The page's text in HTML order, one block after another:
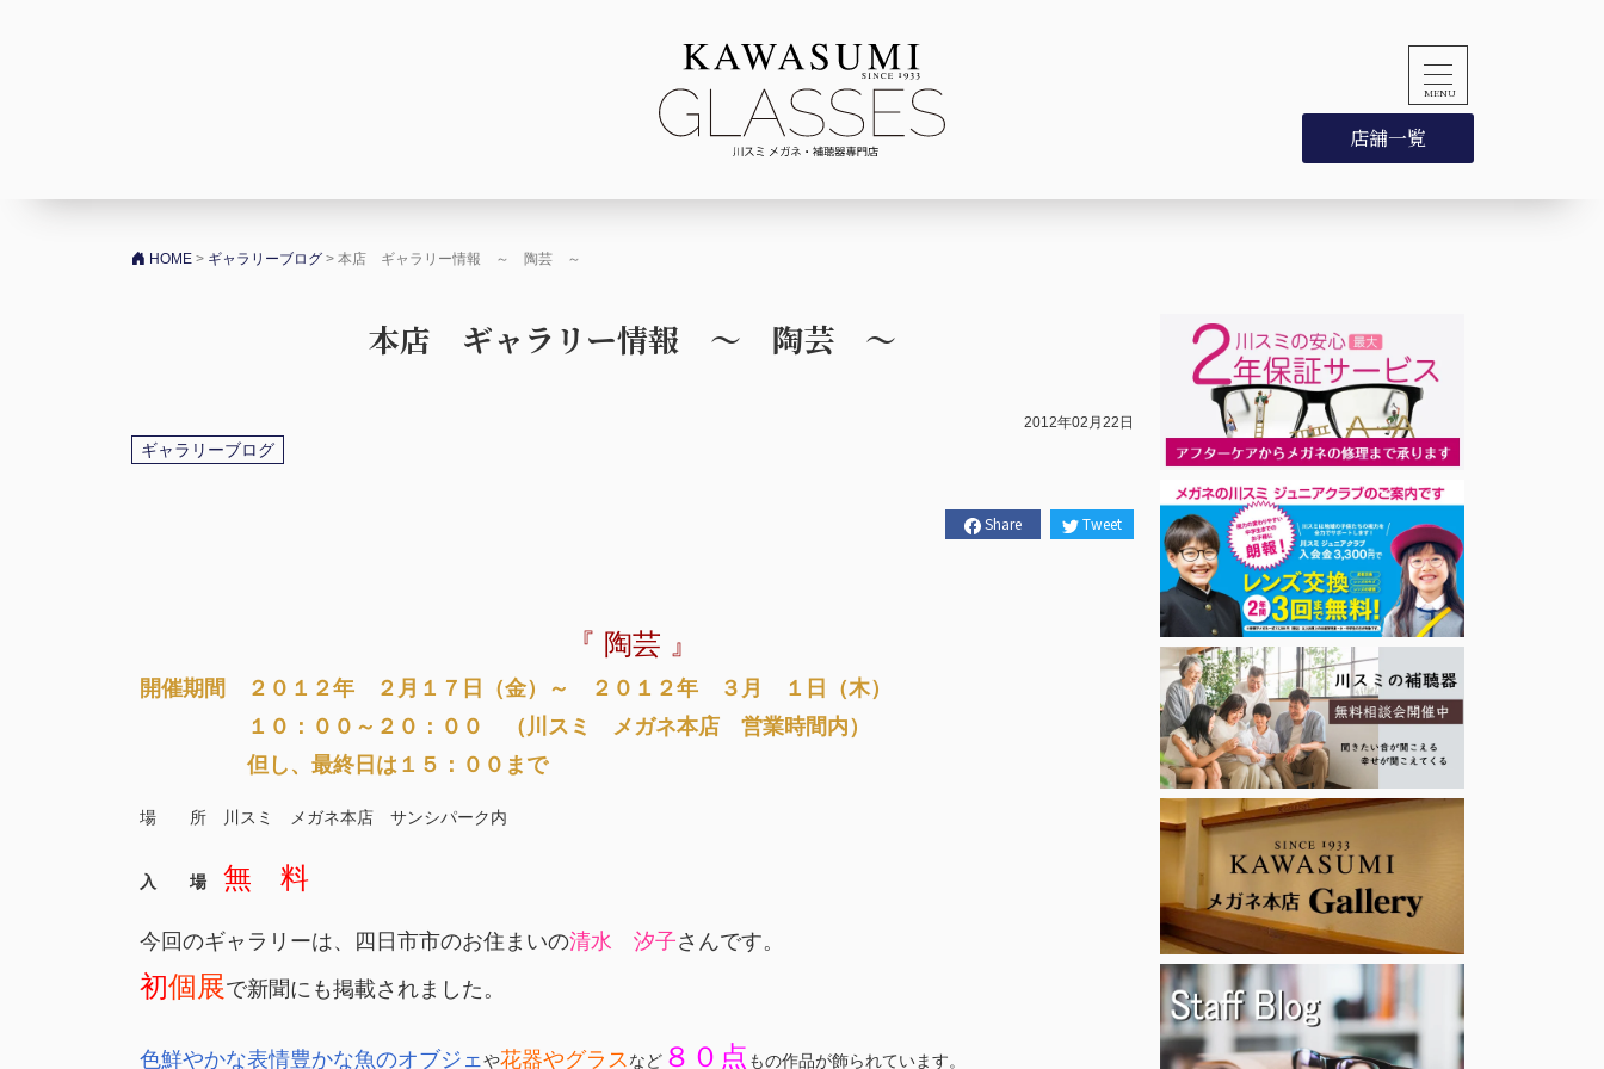
店舗一覧
HOME> ギャラリーブログ> 本店 ギャラリー情報 ～ 陶芸 ～
本店 ギャラリー情報 ～ 陶芸 ～
2012年02月22日
ギャラリーブログ
Share Tweet
『 陶芸 』
開催期間 ２０１２年 ２月１７日（金）～ ２０１２年 ３月 １日（木）
１０：００～２０：００ （川スミ メガネ本店 営業時間内）
但し、最終日は１５：００まで
場 所 川スミ メガネ本店 サンシパーク内
入 場 無 料
今回のギャラリーは、四日市市のお住まいの清水 汐子さんです。
初個展で新聞にも掲載されました。
色鮮やかな表情豊かな魚のオブジェや花器やグラス など ８０点 もの作品が飾られています。